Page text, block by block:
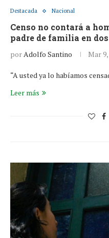
Destacada Nacional
Censo no contará a
padre de familia en
porAdolfo Santino Mar
“A usted ya lo habíamos
Leer más